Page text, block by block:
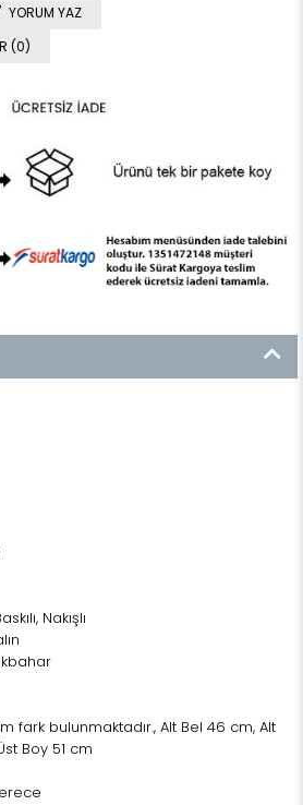
YORUM YAZ
(0)
Nakışlı
fark bulunmaktadır., Alt Bel 46 cm, Alt
Boy 51 cm